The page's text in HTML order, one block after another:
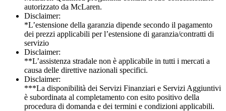
autorizzato da McLaren.
Disclaimer:
*L’estensione della garanzia dipende secondo il pagamento
dei prezzi applicabili per l’estensione di garanzia/contratti di
servizio
Disclaimer:
**L’assistenza stradale non è applicabile in tutti i mercati a
causa delle direttive nazionali specifici.
Disclaimer:
***La disponibilità dei Servizi Finanziari e Servizi Aggiuntivi
è subordinata al completamento con esito positivo della
procedura di domanda e dei termini e condizioni applicabili.